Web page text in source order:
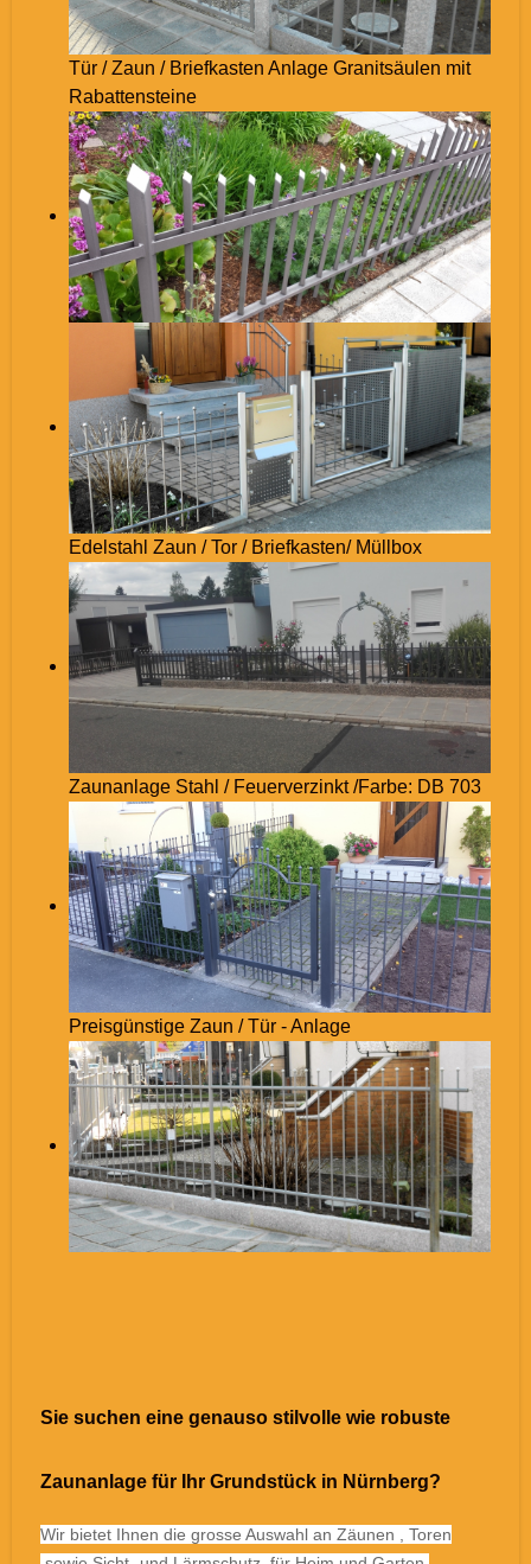
Tür / Zaun / Briefkasten Anlage Granitsäulen mit
Rabattensteine
Edelstahl Zaun / Tor / Briefkasten/ Müllbox
Zaunanlage Stahl / Feuerverzinkt /Farbe: DB 703
Preisgünstige Zaun / Tür - Anlage
Sie suchen eine genauso stilvolle wie robuste
Zaunanlage für Ihr Grundstück in Nürnberg?
Wir bietet Ihnen die grosse Auswahl an Zäunen , Toren